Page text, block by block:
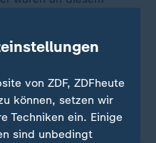
Abgeordneten im
Die Wahl galt als
Kurs des Landes.
am Wahltag
von ZDF, ZDFheute
können, setzen wir
Techniken ein. Einige
sind unbedingt